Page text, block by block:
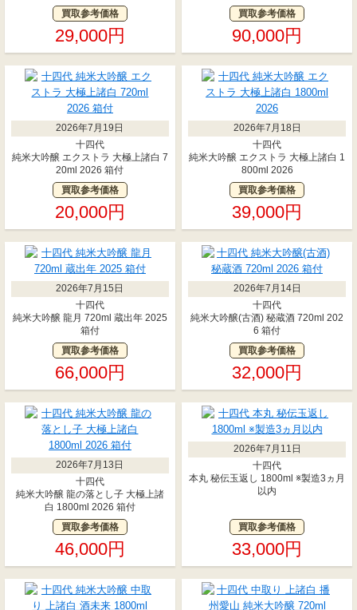
買取参考価格
29,000円
買取参考価格
90,000円
2026年7月19日
十四代
純米大吟醸 エクストラ 大極上諸白 7
20ml 2026 箱付
買取参考価格
20,000円
2026年7月18日
十四代
純米大吟醸 エクストラ 大極上諸白 1
800ml 2026
買取参考価格
39,000円
2026年7月15日
十四代
純米大吟醸 龍月 720ml 蔵出年 2025
箱付
買取参考価格
66,000円
2026年7月14日
十四代
純米大吟醸(古酒) 秘蔵酒 720ml 202
6 箱付
買取参考価格
32,000円
2026年7月13日
十四代
純米大吟醸 龍の落とし子 大極上諸
白 1800ml 2026 箱付
買取参考価格
46,000円
2026年7月11日
十四代
本丸 秘伝玉返し 1800ml ※製造3ヵ月
以内
買取参考価格
33,000円